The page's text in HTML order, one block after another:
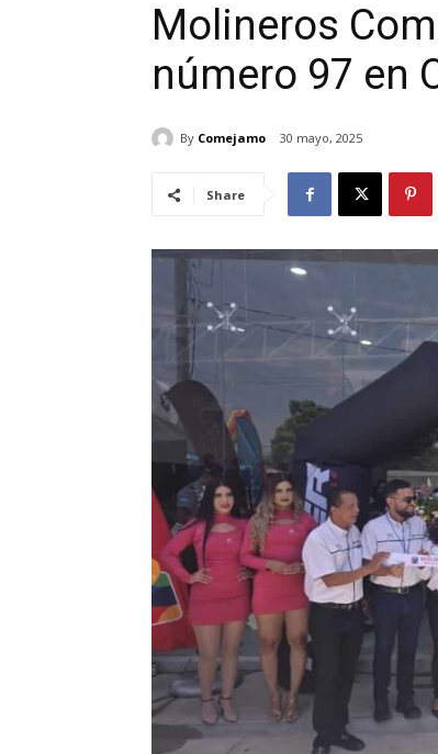
Molineros
número 97 en
By Comejamo 30 mayo, 2025
Share